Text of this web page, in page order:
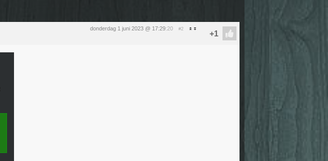
donderdag 1 juni 2023 @ 17:29:20 #2